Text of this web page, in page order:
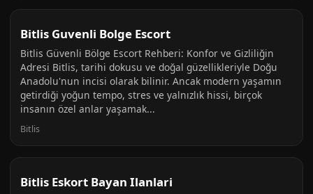
Bitlis Guvenli Bolge Escort
Bitlis Güvenli Bölge Escort Rehberi: Konfor ve Gizliliğin
Adresi Bitlis, tarihi dokusu ve doğal güzellikleriyle Doğu
Anadolu'nun incisi olarak bilinir. Ancak modern yaşamın
getirdiği yoğun tempo, stres ve yalnızlık hissi, birçok
insanın özel anlar yaşamak...
Bitlis
Bitlis Eskort Bayan Ilanlari